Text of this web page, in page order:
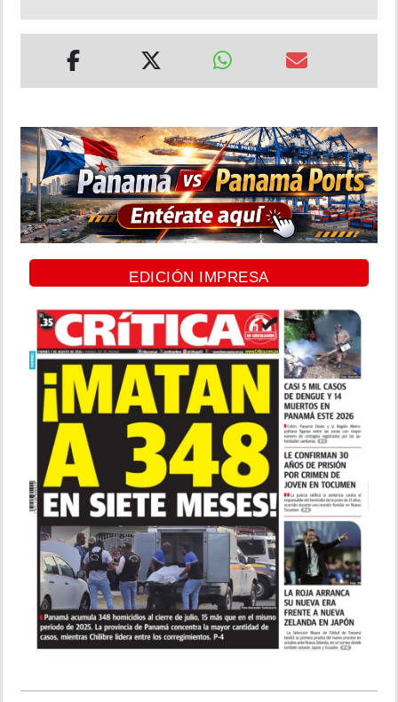
EDICIÓN IMPRESA